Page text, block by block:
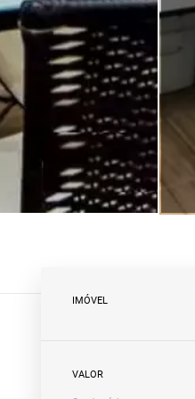
IMÓVEL
VALOR